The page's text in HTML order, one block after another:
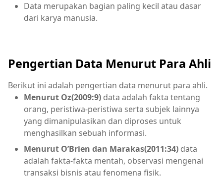
Data merupakan bagian paling kecil atau dasar
dari karya manusia.
Pengertian Data Menurut Para Ahli
Berikut ini adalah pengertian data menurut para ahli.
Menurut Oz(2009:9) data adalah fakta tentang
orang, peristiwa-peristiwa serta subjek lainnya
yang dimanipulasikan dan diproses untuk
menghasilkan sebuah informasi.
Menurut O’Brien dan Marakas(2011:34) data
adalah fakta-fakta mentah, observasi mengenai
transaksi bisnis atau fenomena fisik.